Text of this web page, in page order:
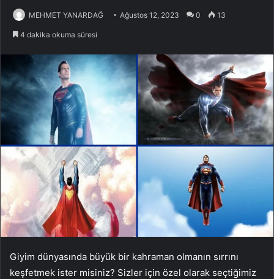
MEHMET YANARDAĞ Ağustos 12, 2023 0 13
4 dakika okuma süresi
Giyim dünyasında büyük bir kahraman olmanın sırrını
keşfetmek ister misiniz? Sizler için özel olarak seçtiğimiz